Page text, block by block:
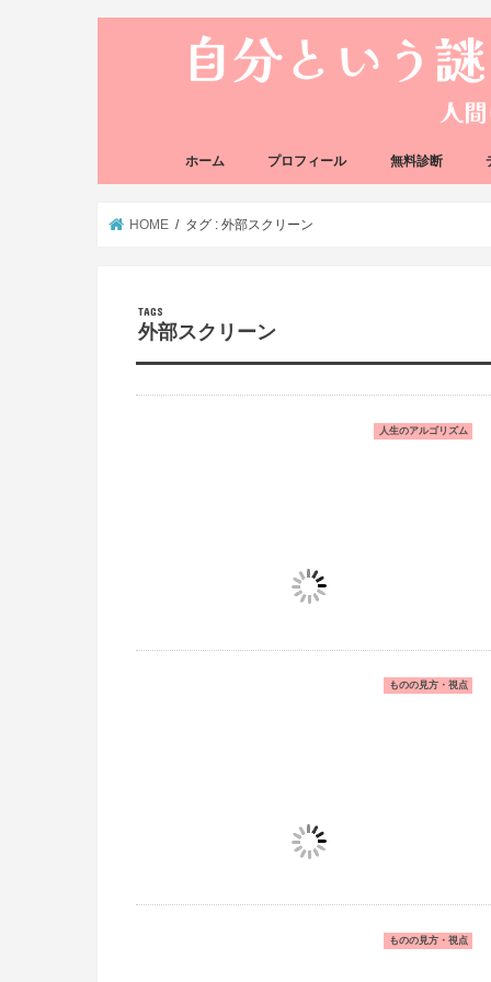
ホーム プロフィール 無料診断
HOME タグ : 外部スクリーン
外部スクリーン
人生のアルゴリズム
ものの見方・視点
ものの見方・視点